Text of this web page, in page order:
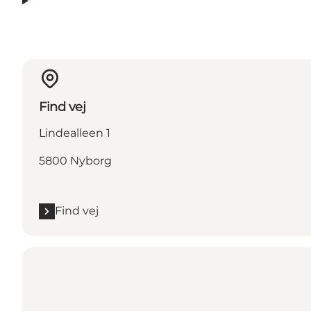
Find vej
Lindealleen 1
5800 Nyborg
Find vej